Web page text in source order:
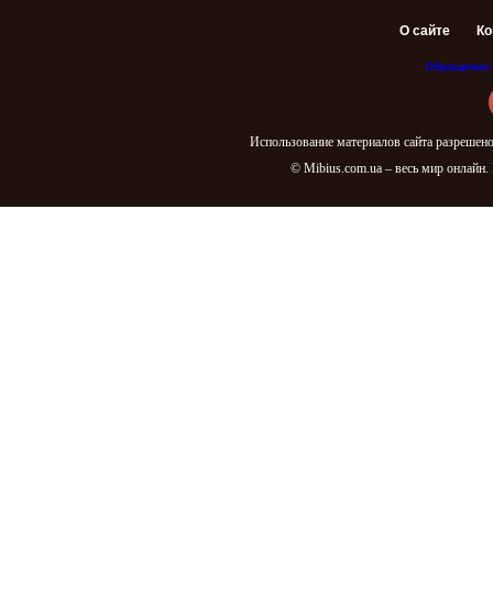
О сайте
Обращение
Использование материалов сайта
© Mibius.com.ua – весь мир онлайн.